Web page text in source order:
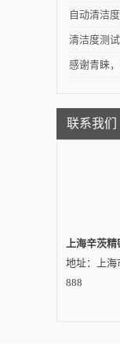
测试对于
有不同的
自动清洁
交付——吉
清洁度测
感谢青睐
联系我们
上海辛茨精
地址：上海
888